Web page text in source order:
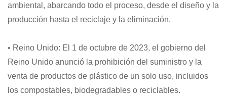
ambiental, abarcando todo el proceso, desde el diseño y la
producción hasta el reciclaje y la eliminación.
• Reino Unido: El 1 de octubre de 2023, el gobierno del
Reino Unido anunció la prohibición del suministro y la
venta de productos de plástico de un solo uso, incluidos
los compostables, biodegradables o reciclables.